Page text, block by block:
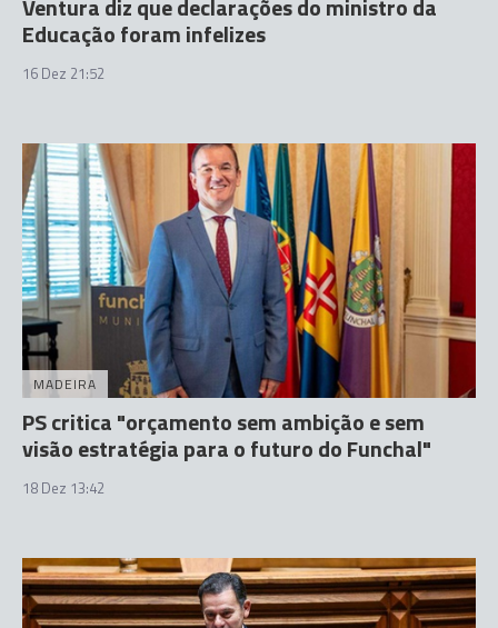
Educação foram infelizes
16 Dez 21:52
MADEIRA
PS critica "orçamento sem ambição e sem
visão estratégia para o futuro do Funchal"
18 Dez 13:42